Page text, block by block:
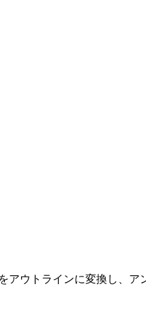
アウトラインに変換し、